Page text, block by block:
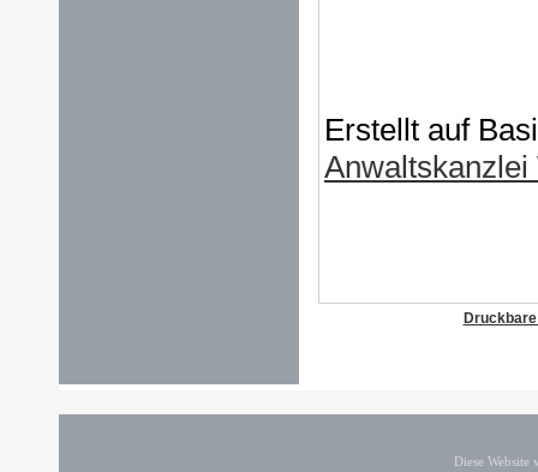
Erstellt auf
Diese